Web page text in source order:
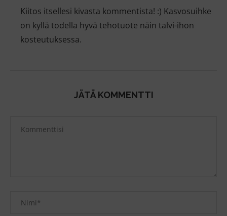
Kiitos itsellesi kivasta kommentista! :) Kasvosuihke
on kyllä todella hyvä tehotuote näin talvi-ihon
kosteutuksessa.
JÄTÄ KOMMENTTI